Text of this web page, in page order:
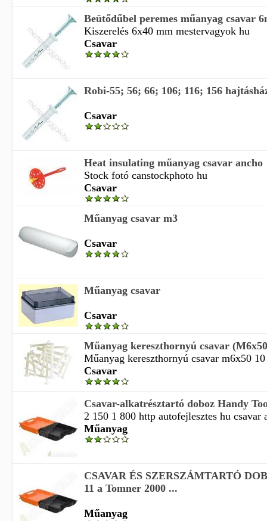
Beütődűbel peremes műanyag csavar
Kiszerelés 6x40 mm mestervagyok hu
Csavar
Robi-55; 56; 66; 106; 116; 156
Csavar
Heat insulating műanyag csavar ancho
Stock fotó canstockphoto hu
Csavar
Műanyag csavar m3
Csavar
Műanyag csavar
Csavar
Műanyag kereszthornyú csavar
Műanyag kereszthornyú csavar m6x50
Csavar
Csavar-alkatrésztartó doboz Handy
2 150 1 800 http autofejlesztes hu csavar
Műanyag
CSAVAR ÉS SZERSZÁMTARTÓ
11 a Tomner 2000 ...
Műanyag